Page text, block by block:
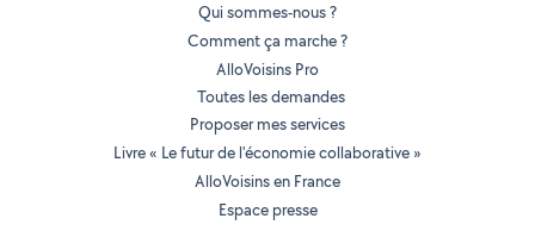
Qui sommes-nous ?
Comment ça marche ?
AlloVoisins Pro
Toutes les demandes
Proposer mes services
Livre « Le futur de l'économie collaborative »
AlloVoisins en France
Espace presse